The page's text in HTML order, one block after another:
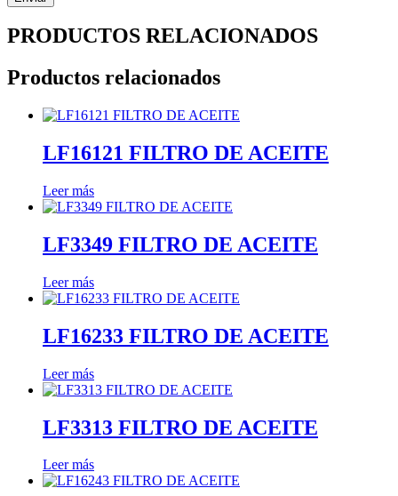
PRODUCTOS RELACIONADOS
Productos relacionados
LF16121 FILTRO DE ACEITE
Leer más
LF3349 FILTRO DE ACEITE
Leer más
LF16233 FILTRO DE ACEITE
Leer más
LF3313 FILTRO DE ACEITE
Leer más